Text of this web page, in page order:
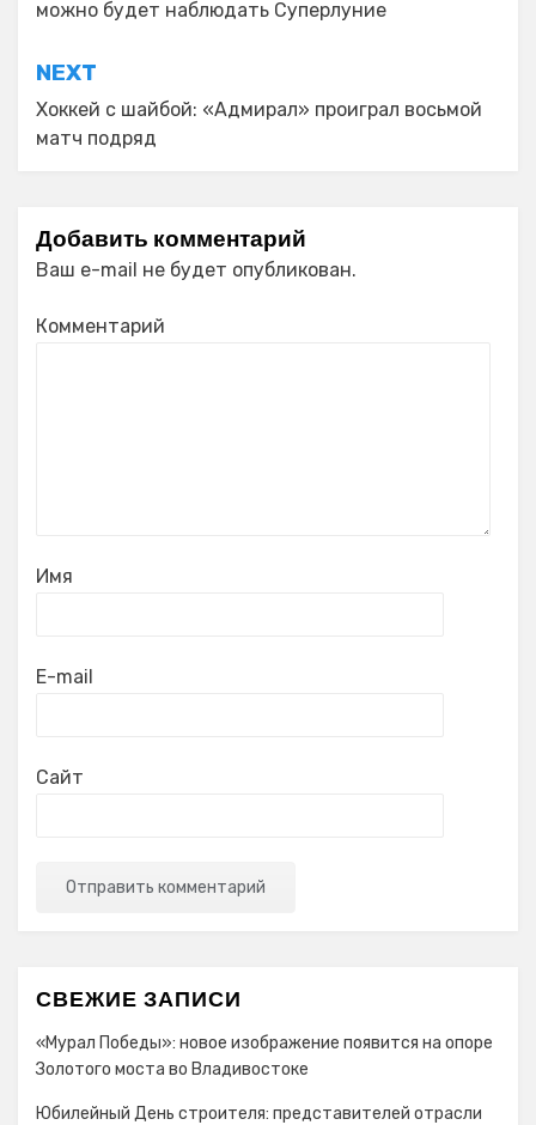
записям
можно будет наблюдать Суперлуние
NEXT
Хоккей с шайбой: «Адмирал» проиграл восьмой
матч подряд
Добавить комментарий
Ваш e-mail не будет опубликован.
Комментарий
Имя
E-mail
Сайт
СВЕЖИЕ ЗАПИСИ
«Мурал Победы»: новое изображение появится на опоре
Золотого моста во Владивостоке
Юбилейный День строителя: представителей отрасли